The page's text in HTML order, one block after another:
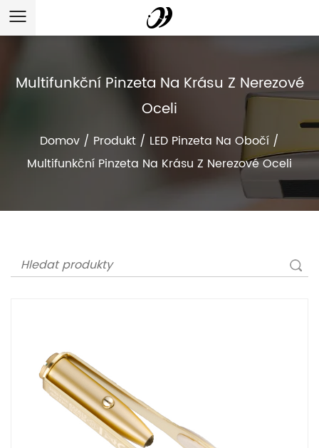
Multifunkční Pinzeta Na Krásu Z Nerezové
Oceli
Domov / Produkt / LED Pinzeta Na Obočí /
Multifunkční Pinzeta Na Krásu Z Nerezové Oceli